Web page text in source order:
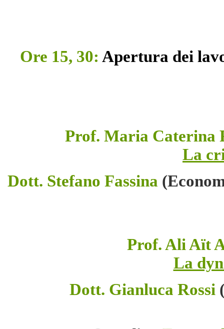
Ore 15, 30: Apertura dei
Prof. Maria Caterina
La
Dott. Stefano Fassina
Prof. Ali Aït
La
Dott. Gianluca Rossi